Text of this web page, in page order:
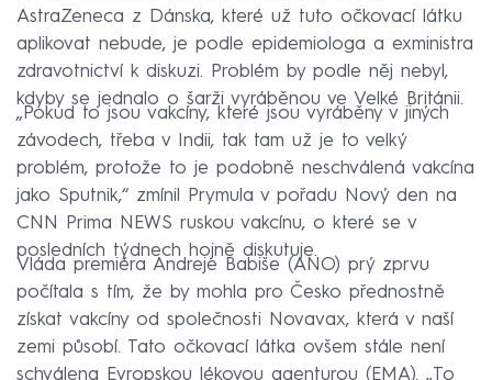
AstraZeneca z Dánska, které už tuto očkovací látku
aplikovat nebude, je podle epidemiologa a exministra
zdravotnictví k diskuzi. Problém by podle něj nebyl,
kdyby se jednalo o šarži vyráběnou ve Velké Británii.
„Pokud to jsou vakcíny, které jsou vyráběny v jiných
závodech, třeba v Indii, tak tam už je to velký
problém, protože to je podobně neschválená vakcína
jako Sputnik,“ zmínil Prymula v pořadu Nový den na
CNN Prima NEWS ruskou vakcínu, o které se v
posledních týdnech hojně diskutuje.
Vláda premiéra Andreje Babiše (ANO) prý zprvu
počítala s tím, že by mohla pro Česko přednostně
získat vakcíny od společnosti Novavax, která v naší
zemi působí. Tato očkovací látka ovšem stále není
schválena Evropskou lékovou agenturou (EMA). „To